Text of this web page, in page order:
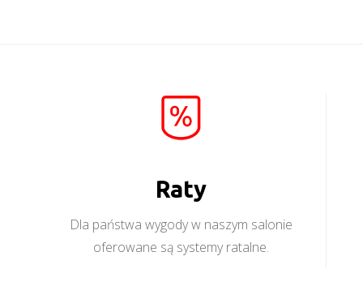
Raty
Dla państwa wygody w naszym salonie
oferowane są systemy ratalne.